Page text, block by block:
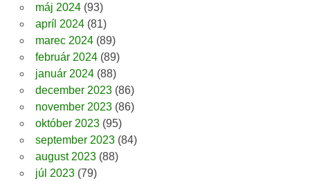
máj 2024(93)
apríl 2024(81)
marec 2024(89)
február 2024(89)
január 2024(88)
december 2023(86)
november 2023(86)
október 2023(95)
september 2023(84)
august 2023(88)
júl 2023(79)